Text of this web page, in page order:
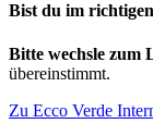
Bist du im
Bitte wechsle zum
übereinstimmt.
Zu Ecco Verde